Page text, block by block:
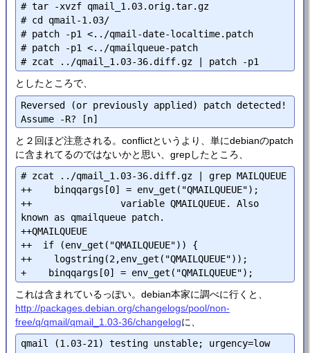
# tar -xvzf qmail_1.03.orig.tar.gz
# cd qmail-1.03/
# patch -p1 <../qmail-date-localtime.patch
# patch -p1 <../qmailqueue-patch
としたところで、
Reversed (or previously applied) patch detected!
と２回ほど注意される。conflictというより、単にdebianのpatch
に含まれてるのではないかと思い、grepしたところ、
# zcat ../qmail_1.03-36.diff.gz | grep MAILQUEUE
++    binqqargs[0] = env_get("QMAILQUEUE");
++                variable QMAILQUEUE. Also
known as qmailqueue patch.
++QMAILQUEUE
++  if (env_get("QMAILQUEUE")) {
++    logstring(2,env_get("QMAILQUEUE"));
これは含まれているっぽい。debian本家に調べに行くと、
http://packages.debian.org/changelogs/pool/non-
free/q/qmail/qmail_1.03-36/changelogに、
qmail (1.03-21) testing unstable; urgency=low